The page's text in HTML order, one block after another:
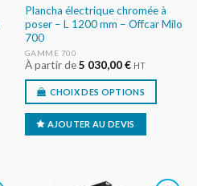
Plancha électrique chromée à
poser – L 1200 mm – Offcar Milo
700
GAMME 700
À partir de5 030,00€ HT
CHOIX DES OPTIONS
AJOUTER AU DEVIS